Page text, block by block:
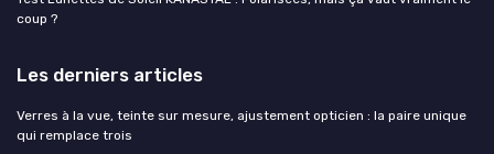
coup ?
Les derniers articles
Verres à la vue, teinte sur mesure, ajustement opticien : la paire unique
qui remplace trois